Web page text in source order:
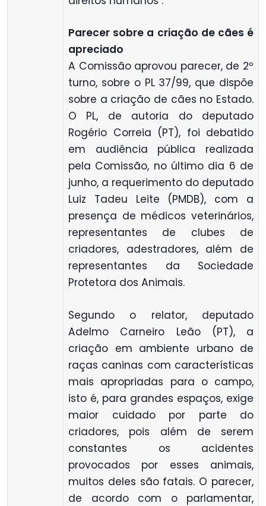
Parecer sobre a criação de cães é
apreciado
A Comissão aprovou parecer, de 2º
turno, sobre o PL 37/99, que dispõe
sobre a criação de cães no Estado.
O PL, de autoria do deputado
Rogério Correia (PT), foi debatido
em audiência pública realizada
pela Comissão, no último dia 6 de
junho, a requerimento do deputado
Luiz Tadeu Leite (PMDB), com a
presença de médicos veterinários,
representantes de clubes de
criadores, adestradores, além de
representantes da Sociedade
Protetora dos Animais.
Segundo o relator, deputado
Adelmo Carneiro Leão (PT), a
criação em ambiente urbano de
raças caninas com características
mais apropriadas para o campo,
isto é, para grandes espaços, exige
maior cuidado por parte do
criadores, pois além de serem
constantes os acidentes
provocados por esses animais,
muitos deles são fatais. O parecer,
de acordo com o parlamentar,